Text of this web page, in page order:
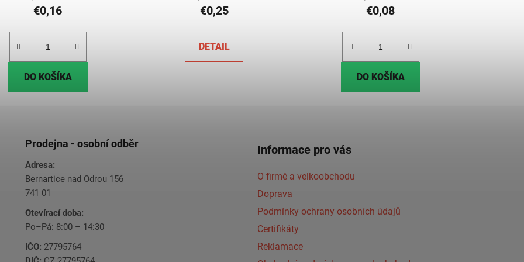
€0,16
DO KOŠÍKA
€0,25
DETAIL
€0,08
DO KOŠÍKA
Prodejna - osobní odběr
Adresa:
Bernartice nad Odrou 156
741 01
Otevírací doba:
Po–Pá: 8:00 – 14:30
IČO: 27795764
Informace pro vás
O firmě a velkoobchodu
Doprava
Podmínky ochrany osobních údajů
Certifikáty
Reklamace